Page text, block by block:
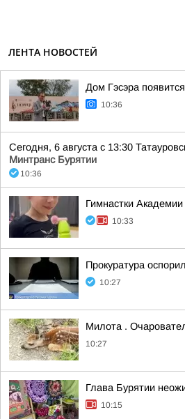
ЛЕНТА НОВОСТЕЙ
Дом Гэсэра
10:36
Сегодня, 6 августа с 13:30
Минтранс Бурятии
10:36
Гимнастки
10:33
Прокуратура
10:27
Милота .
10:27
Глава Бурятии
10:15